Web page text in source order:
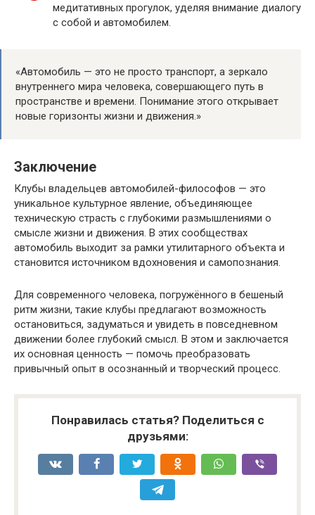
медитативных прогулок, уделяя внимание диалогу
с собой и автомобилем.
«Автомобиль — это не просто транспорт, а зеркало
внутреннего мира человека, совершающего путь в
пространстве и времени. Понимание этого открывает
новые горизонты жизни и движения.»
Заключение
Клубы владельцев автомобилей-философов — это
уникальное культурное явление, объединяющее
техническую страсть с глубокими размышлениями о
смысле жизни и движения. В этих сообществах
автомобиль выходит за рамки утилитарного объекта и
становится источником вдохновения и самопознания.
Для современного человека, погружённого в бешеный
ритм жизни, такие клубы предлагают возможность
остановиться, задуматься и увидеть в повседневном
движении более глубокий смысл. В этом и заключается
их основная ценность — помочь преобразовать
привычный опыт в осознанный и творческий процесс.
Понравилась статья? Поделиться с
друзьями: